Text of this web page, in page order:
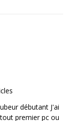
débutant J'ai
premier pc ou